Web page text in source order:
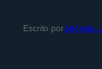
Escrito porAgência